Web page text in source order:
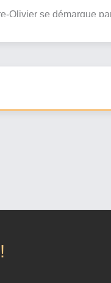
Olivier se démarque
par les personnes